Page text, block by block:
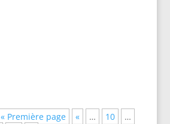
« Première page « … 10
…